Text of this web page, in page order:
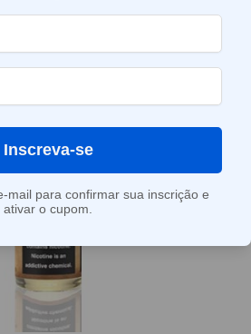
Inscreva-se
mail para confirmar sua inscrição e
ativar o cupom.